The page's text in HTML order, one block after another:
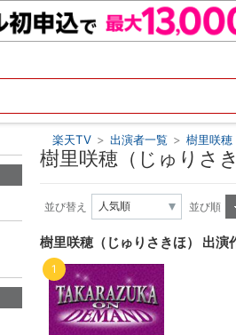
楽天TV > 出演者一覧 > 樹里咲穂
樹里咲穂（じゅりさ
並び替え
並び順
樹里咲穂（じゅりさきほ） 出演
1